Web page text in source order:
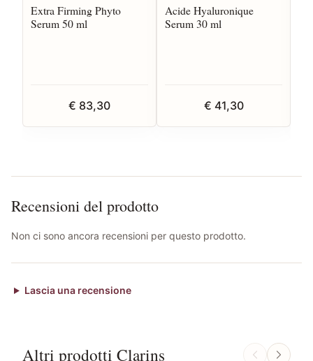
Extra Firming Phyto
Serum 50 ml
€ 83,30
Acide Hyaluronique
Serum 30 ml
€ 41,30
Recensioni del prodotto
Non ci sono ancora recensioni per questo prodotto.
Lascia una recensione
Altri prodotti Clarins